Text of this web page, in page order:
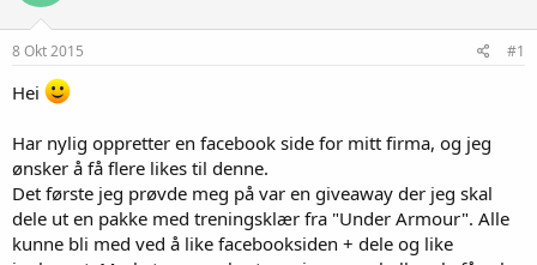
8 Okt 2015 #1
Hei
Har nylig oppretter en facebook side for mitt firma, og jeg
ønsker å få flere likes til denne.
Det første jeg prøvde meg på var en giveaway der jeg skal
dele ut en pakke med treningsklær fra "Under Armour". Alle
kunne bli med ved å like facebooksiden + dele og like